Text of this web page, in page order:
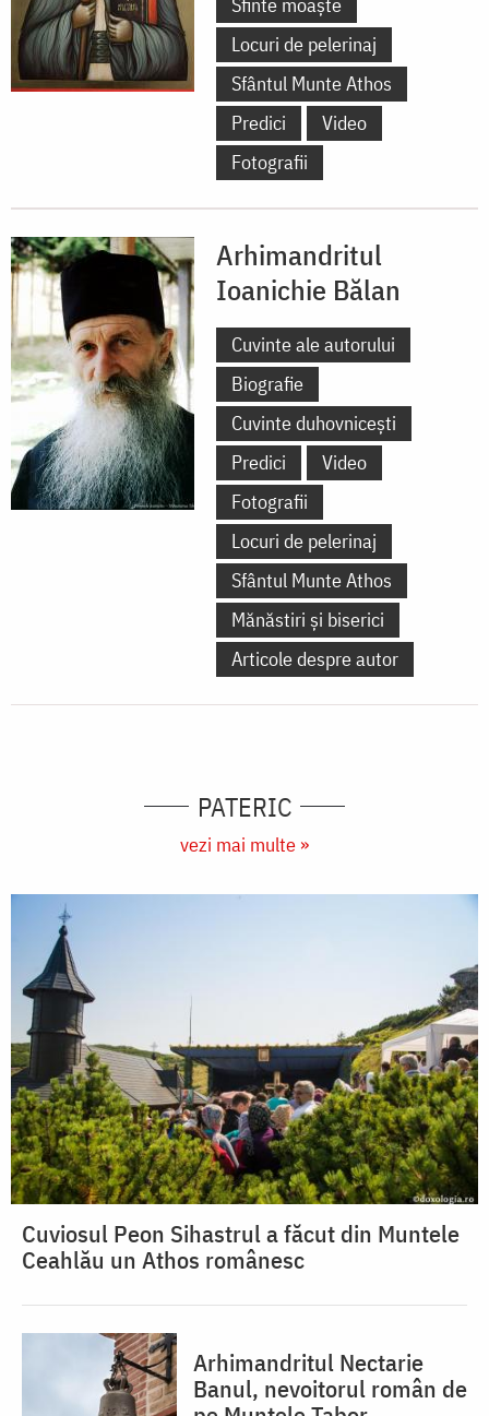
Locuri de pelerinaj
Sfântul Munte Athos
Predici
Video
Fotografii
Arhimandritul
Ioanichie Bălan
Cuvinte ale autorului
Biografie
Cuvinte duhovnicești
Predici
Video
Fotografii
Locuri de pelerinaj
Sfântul Munte Athos
Mănăstiri și biserici
Articole despre autor
PATERIC
vezi mai multe »
Cuviosul Peon Sihastrul a făcut din Muntele
Ceahlău un Athos românesc
Arhimandritul Nectarie
Banul, nevoitorul român de